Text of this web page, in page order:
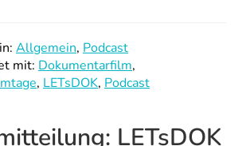
Allgemein, Podcast
mit: Dokumentarfilm,
, LETsDOK, Podcast
LETsDOK